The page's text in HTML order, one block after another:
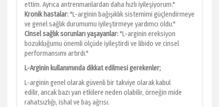
ettim. Ayrıca antrenmanlardan daha hızlı iyileşiyorum."
Kronik hastalar:"L-arginin bağışıklık sistemimi güçlendirmeye
ve genel sağlık durumumu iyileştirmeye yardımcı oldu."
Cinsel sağlık sorunları yaşayanlar:"L-arginin ereksiyon
bozukluğumu önemli ölçüde iyileştirdi ve libido ve cinsel
performansımı artırdı."
L-Arginin kullanımında dikkat edilmesi gerekenler;
L-arginin genel olarak güvenli bir takviye olarak kabul
edilir, ancak bazı yan etkilere neden olabilir, örneğin mide
rahatsızlığı, ishal ve baş ağrısı.